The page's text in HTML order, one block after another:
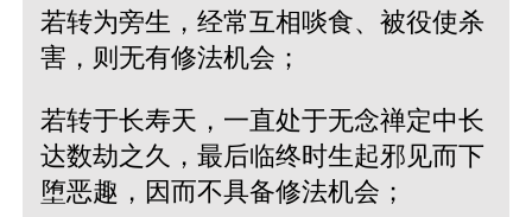
若转为旁生，经常互相啖食、被役使杀
害，则无有修法机会；
若转于长寿天，一直处于无念禅定中长
达数劫之久，最后临终时生起邪见而下
堕恶趣，因而不具备修法机会；